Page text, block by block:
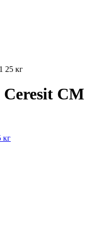
25 кг
Ceresit СМ